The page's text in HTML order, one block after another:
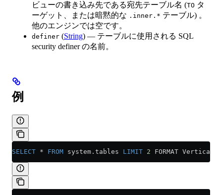
ビューの書き込み先である宛先テーブル名 (TO タ
ーゲット、または暗黙的な .inner.* テーブル) 。
他のエンジンでは空です。
definer (String) — テーブルに使用される SQL
security definer の名前。
例
SELECT * FROM system . tables LIMIT 2 FORMAT Vertical;